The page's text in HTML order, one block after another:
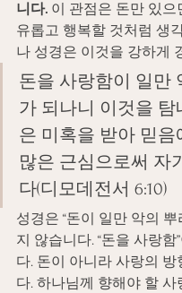
니다. 이 관점은 돈만 있으
유롭고 행복할 것처럼 생
나 성경은 이것을 강하게
돈을 사랑함이 일만
가 되나니 이것을 탐
은 미혹을 받아 믿음
많은 근심으로써 자
다(디모데전서 6:10)
성경은 “돈이 일만 악의 뿌
지 않습니다. “돈을 사랑함
다. 돈이 아니라 사랑의 방
다. 하나님께 향해야 할 사